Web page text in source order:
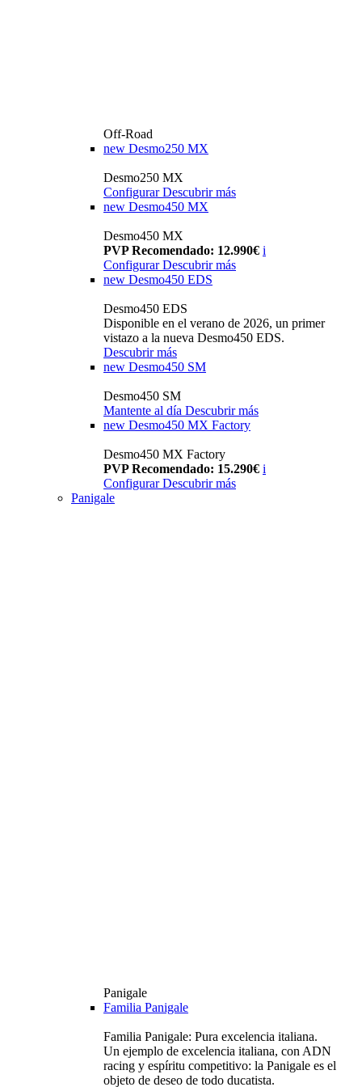
Off-Road
new Desmo250 MX
Desmo250 MX
Configurar Descubrir más
new Desmo450 MX
Desmo450 MX
PVP Recomendado: 12.990€ i
Configurar Descubrir más
new Desmo450 EDS
Desmo450 EDS
Disponible en el verano de 2026, un primer
vistazo a la nueva Desmo450 EDS.
Descubrir más
new Desmo450 SM
Desmo450 SM
Mantente al día Descubrir más
new Desmo450 MX Factory
Desmo450 MX Factory
PVP Recomendado: 15.290€ i
Configurar Descubrir más
Panigale
Panigale
Familia Panigale
Familia Panigale: Pura excelencia italiana.
Un ejemplo de excelencia italiana, con ADN
racing y espíritu competitivo: la Panigale es el
objeto de deseo de todo ducatista.